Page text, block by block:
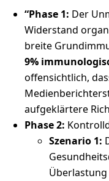
“Phase 1: Der
Widerstand
breite
9%
offensichtlich,
aufgeklärtere
Phase 2:
Szenario 1: